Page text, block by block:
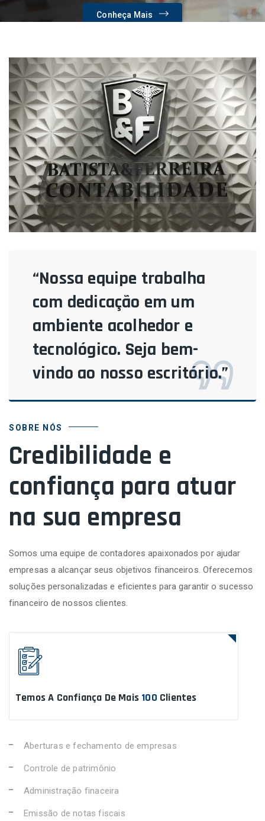
Conheça Mais
“Nossa equipe trabalha
com dedicação em um
ambiente acolhedor e
tecnológico. Seja bem-
vindo ao nosso escritório.”
SOBRE NÓS
Credibilidade e
confiança para atuar
na sua empresa
Somos uma equipe de contadores apaixonados por ajudar
empresas a alcançar seus objetivos financeiros. Oferecemos
soluções personalizadas e eficientes para garantir o sucesso
financeiro de nossos clientes.
Temos A Confiança De Mais 100 Clientes
Aberturas e fechamento de empresas
Controle de patrimônio
Administração finaceira
Emissão de notas fiscais